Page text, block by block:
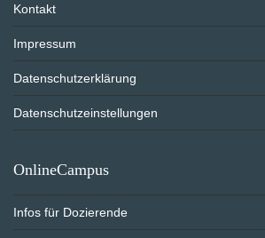
Kontakt
Impressum
Datenschutzerklärung
Datenschutzeinstellungen
OnlineCampus
Infos für Dozierende